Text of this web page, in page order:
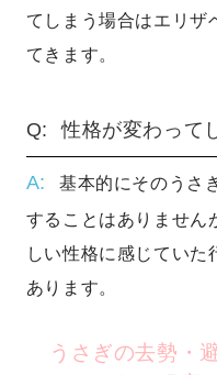
てしまう場合はエリザ
てきます。
性格が変わって
基本的にそのうさ
することはありません
しい性格に感じていた
あります。
うさぎの去勢・